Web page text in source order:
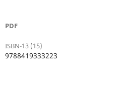
PDF
ISBN-13 (15)
9788419333223